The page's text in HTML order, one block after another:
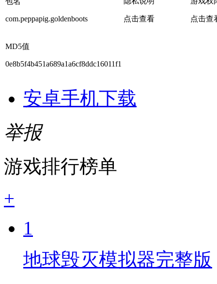
com.peppapig.goldenboots 点击查看 点击查
MD5值
0e8b5f4b451a689a1a6cf8ddc16011f1
安卓手机下载
举报
游戏排行榜单
+
1
地球毁灭模拟器完整版